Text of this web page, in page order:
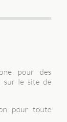
pour des
sur le site de
pour toute